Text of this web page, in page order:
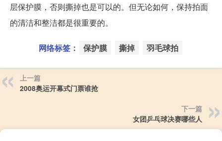
层保护膜，否则撕掉也是可以的。但无论如何，保持拍面
的清洁和整洁都是很重要的。
网络标签： 保护膜 撕掉 羽毛球拍
上一篇
2008奥运开幕式门票谁抢
下一篇
女团乒乓球决赛哪些人